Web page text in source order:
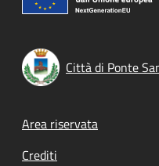
Città di Ponte
Footer menu
Area riservata
Crediti